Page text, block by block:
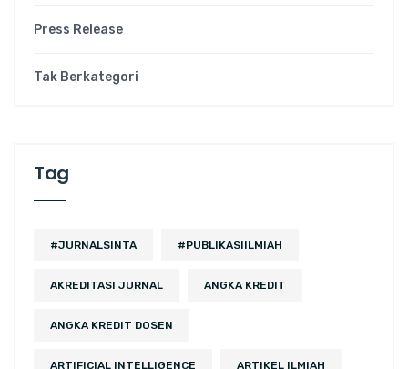
Press Release
Tak Berkategori
Tag
#JURNALSINTA #PUBLIKASIILMIAH
AKREDITASI JURNAL ANGKA KREDIT
ANGKA KREDIT DOSEN
ARTIFICIAL INTELLIGENCE ARTIKEL ILMIAH